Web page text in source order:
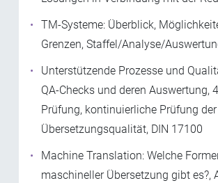
TM-Systeme: Überblick,
Grenzen, Staffel/Analyse/
Unterstützende Prozesse und
QA-Checks und deren Auswertung,
Prüfung, kontinuierliche Prüfung der
Übersetzungsqualität, DIN 17100
Machine Translation: Welche
maschineller Übersetzung gibt es?,